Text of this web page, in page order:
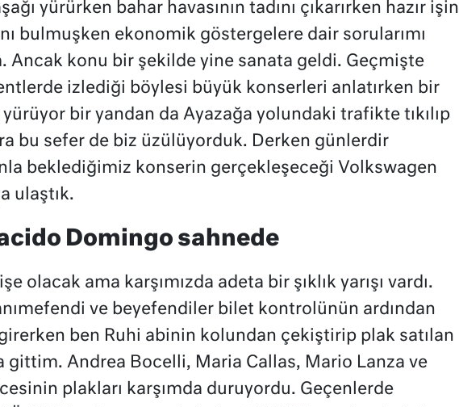
yürürken bahar havasının tadını çıkarırken hazır işin
bulmuşken ekonomik göstergelere dair sorularımı
Ancak konu bir şekilde yine sanata geldi. Geçmişte
izlediği böylesi büyük konserleri anlatırken bir
bir yandan da Ayazağa yolundaki trafikte tıkılıp
bu sefer de biz üzülüyorduk. Derken günlerdir
beklediğimiz konserin gerçekleşeceği Volkswagen
ulaştık.
Domingo sahnede
olacak ama karşımızda adeta bir şıklık yarışı vardı.
ve beyefendiler bilet kontrolünün ardından
ben Ruhi abinin kolundan çekiştirip plak satılan
gittim. Andrea Bocelli, Maria Callas, Mario Lanza ve
plakları karşımda duruyordu. Geçenlerde